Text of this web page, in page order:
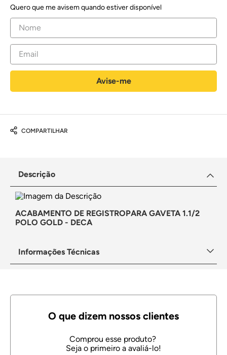
Quero que me avisem quando estiver disponível
COMPARTILHAR
Descrição
ACABAMENTO DE REGISTROPARA GAVETA 1.1/2
POLO GOLD - DECA
Informações Técnicas